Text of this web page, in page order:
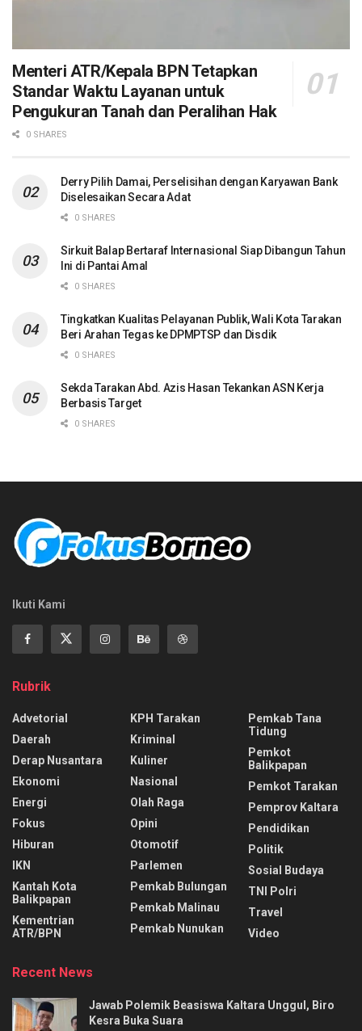
Menteri ATR/Kepala BPN Tetapkan
Standar Waktu Layanan untuk
Pengukuran Tanah dan Peralihan Hak
0 SHARES
Derry Pilih Damai, Perselisihan dengan Karyawan Bank
Diselesaikan Secara Adat
0 SHARES
Sirkuit Balap Bertaraf Internasional Siap Dibangun Tahun
Ini di Pantai Amal
0 SHARES
Tingkatkan Kualitas Pelayanan Publik, Wali Kota Tarakan
Beri Arahan Tegas ke DPMPTSP dan Disdik
0 SHARES
Sekda Tarakan Abd. Azis Hasan Tekankan ASN Kerja
Berbasis Target
0 SHARES
Ikuti Kami
Rubrik
Advetorial
Daerah
Derap Nusantara
Ekonomi
Energi
Fokus
Hiburan
IKN
Kantah Kota
Balikpapan
Kementrian
ATR/BPN
KPH Tarakan
Kriminal
Kuliner
Nasional
Olah Raga
Opini
Otomotif
Parlemen
Pemkab Bulungan
Pemkab Malinau
Pemkab Nunukan
Pemkab Tana
Tidung
Pemkot
Balikpapan
Pemkot Tarakan
Pemprov Kaltara
Pendidikan
Politik
Sosial Budaya
TNI Polri
Travel
Video
Recent News
Jawab Polemik Beasiswa Kaltara Unggul, Biro
Kesra Buka Suara